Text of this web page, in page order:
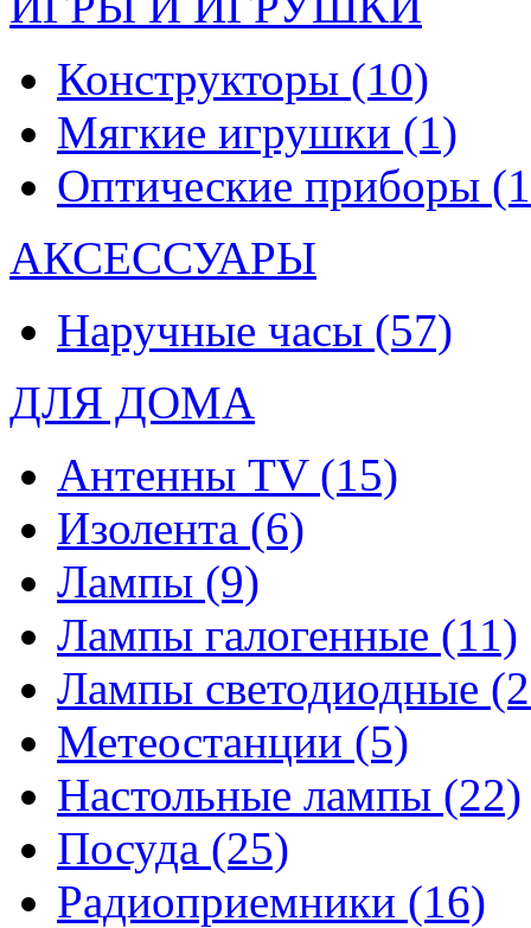
Конструкторы (10)
Мягкие игрушки (1)
Оптические приборы
АКСЕССУАРЫ
Наручные часы (57)
ДЛЯ ДОМА
Антенны TV (15)
Изолента (6)
Лампы (9)
Лампы галогенные (11)
Лампы светодиодные
Метеостанции (5)
Настольные лампы (22)
Посуда (25)
Радиоприемники (16)